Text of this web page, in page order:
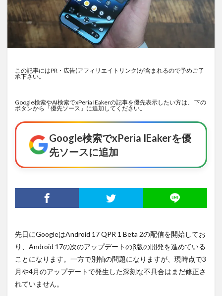
この記事にはPR・広告(アフィリエイトリンク)が含まれるので予めご了
承下さい。
Google検索やAI検索でxPeria IEakerの記事を優先表示したい方は、 下の
ボタンから「優先ソース」に追加してください。
Google検索でxPeria IEakerを優
先ソースに追加
先日にGoogleはAndroid 17 QPR 1 Beta 2の配信を開始してお
り、Android 17の次のアップデートのβ版の開発を進めている
ことになります。一方で別軸の問題になりますが、現時点で3
月や4月のアップデートで発生した深刻な不具合はまだ修正さ
れていません。